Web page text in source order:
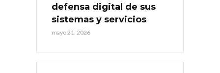
defensa digital de sus
sistemas y servicios
mayo 21, 2026